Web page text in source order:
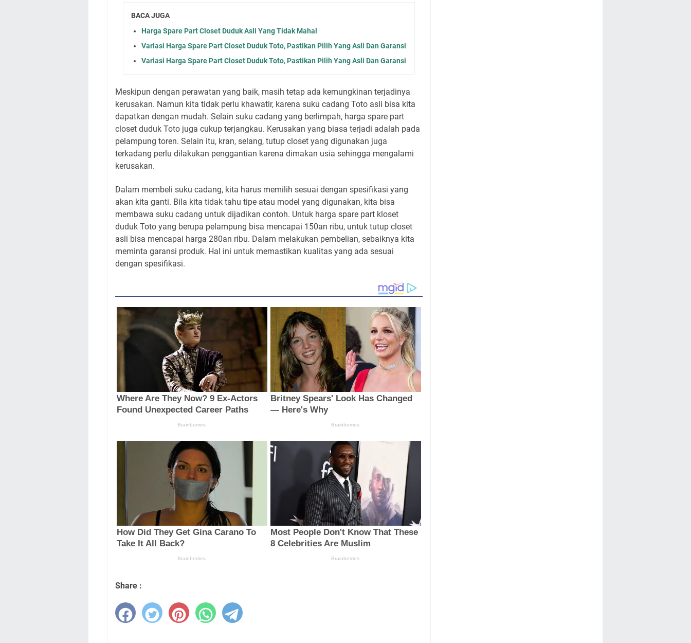
BACA JUGA
Harga Spare Part Closet Duduk Asli Yang Tidak Mahal
Variasi Harga Spare Part Closet Duduk Toto, Pastikan Pilih Yang Asli Dan Garansi
Variasi Harga Spare Part Closet Duduk Toto, Pastikan Pilih Yang Asli Dan Garansi
Meskipun dengan perawatan yang baik, masih tetap ada kemungkinan terjadinya
kerusakan. Namun kita tidak perlu khawatir, karena suku cadang Toto asli bisa kita
dapatkan dengan mudah. Selain suku cadang yang berlimpah, harga spare part
closet duduk Toto juga cukup terjangkau. Kerusakan yang biasa terjadi adalah pada
pelampung toren. Selain itu, kran, selang, tutup closet yang digunakan juga
terkadang perlu dilakukan penggantian karena dimakan usia sehingga mengalami
kerusakan.
Dalam membeli suku cadang, kita harus memilih sesuai dengan spesifikasi yang
akan kita ganti. Bila kita tidak tahu tipe atau model yang digunakan, kita bisa
membawa suku cadang untuk dijadikan contoh. Untuk harga spare part kloset
duduk Toto yang berupa pelampung bisa mencapai 150an ribu, untuk tutup closet
asli bisa mencapai harga 280an ribu. Dalam melakukan pembelian, sebaiknya kita
meminta garansi produk. Hal ini untuk memastikan kualitas yang ada sesuai
dengan spesifikasi.
Share :